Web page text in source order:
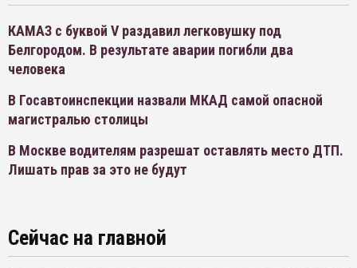
КАМАЗ с буквой V раздавил легковушку под
Белгородом. В результате аварии погибли два
человека
В Госавтоинспекции назвали МКАД самой опасной
магистралью столицы
В Москве водителям разрешат оставлять место ДТП.
Лишать прав за это не будут
Сейчас на главной